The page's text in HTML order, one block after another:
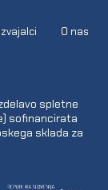
O nas
spletne
sofinancirata
sklada za